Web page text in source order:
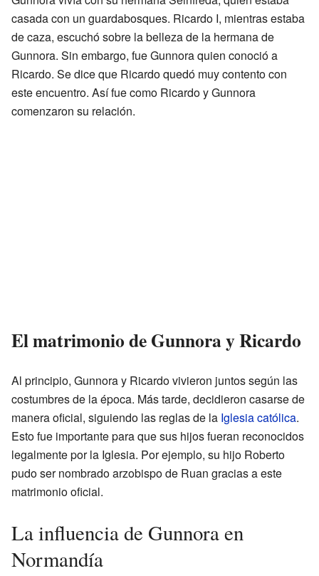
casada con un guardabosques. Ricardo I, mientras estaba
de caza, escuchó sobre la belleza de la hermana de
Gunnora. Sin embargo, fue Gunnora quien conoció a
Ricardo. Se dice que Ricardo quedó muy contento con
este encuentro. Así fue como Ricardo y Gunnora
comenzaron su relación.
El matrimonio de Gunnora y Ricardo
Al principio, Gunnora y Ricardo vivieron juntos según las
costumbres de la época. Más tarde, decidieron casarse de
manera oficial, siguiendo las reglas de la Iglesia católica.
Esto fue importante para que sus hijos fueran reconocidos
legalmente por la Iglesia. Por ejemplo, su hijo Roberto
pudo ser nombrado arzobispo de Ruan gracias a este
matrimonio oficial.
La influencia de Gunnora en
Normandía